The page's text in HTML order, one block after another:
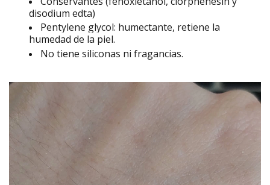
disodium edta)
Pentylene glycol: humectante, retiene la
humedad de la piel.
No tiene siliconas ni fragancias.